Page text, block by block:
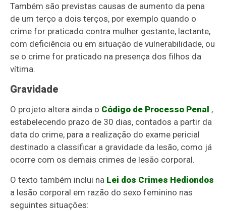
Também são previstas causas de aumento da pena
de um terço a dois terços, por exemplo quando o
crime for praticado contra mulher gestante, lactante,
com deficiência ou em situação de vulnerabilidade, ou
se o crime for praticado na presença dos filhos da
vítima.
Gravidade
O projeto altera ainda o Código de Processo Penal ,
estabelecendo prazo de 30 dias, contados a partir da
data do crime, para a realização do exame pericial
destinado a classificar a gravidade da lesão, como já
ocorre com os demais crimes de lesão corporal.
O texto também inclui na Lei dos Crimes Hediondos
a lesão corporal em razão do sexo feminino nas
seguintes situações: